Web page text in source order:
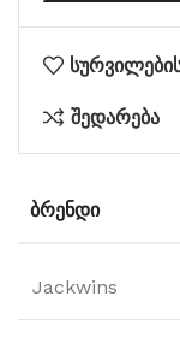
შედარება
ᲑᲠᲔᲜᲓᲘ
Jackwins